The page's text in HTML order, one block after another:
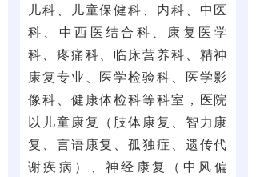
儿科、儿童保健科、内科、中医
科、中西医结合科、康复医学
科、疼痛科、临床营养科、精神
康复专业、医学检验科、医学影
像科、健康体检科等科室，医院
以儿童康复（肢体康复、智力康
复、言语康复、孤独症、遗传代
谢疾病）、神经康复（中风偏